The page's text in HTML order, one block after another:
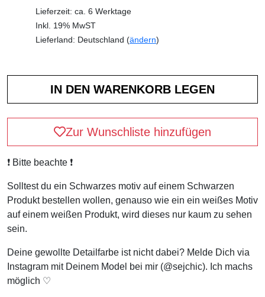
Lieferzeit: ca. 6 Werktage
Inkl. 19% MwST
Lieferland: Deutschland (ändern)
Zur Wunschliste hinzufügen
❗️ Bitte beachte ❗️
Solltest du ein Schwarzes motiv auf einem Schwarzen
Produkt bestellen wollen, genauso wie ein ein weißes Motiv
auf einem weißen Produkt, wird dieses nur kaum zu sehen
sein.
Deine gewollte Detailfarbe ist nicht dabei? Melde Dich via
Instagram mit Deinem Model bei mir (@sejchic). Ich machs
möglich ♡